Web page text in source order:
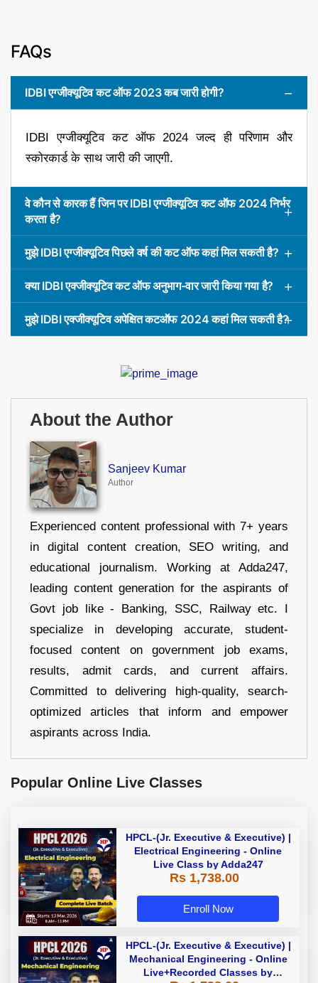
FAQs
IDBI एग्जीक्यूटिव कट ऑफ 2023 कब जारी होगी?
IDBI एग्जीक्यूटिव कट ऑफ 2024 जल्द ही परिणाम और
स्कोरकार्ड के साथ जारी की जाएगी.
वे कौन से कारक हैं जिन पर IDBI एग्जीक्यूटिव कट ऑफ 2024 निर्भर
करता है?
मुझे IDBI एग्जीक्यूटिव पिछले वर्ष की कट ऑफ कहां मिल सकती है?
क्या IDBI एक्जीक्यूटिव कट ऑफ अनुभाग-वार जारी किया गया है?
मुझे IDBI एक्जीक्यूटिव अपेक्षित कटऑफ 2024 कहां मिल सकती है?
About the Author
Sanjeev Kumar
Author
Experienced content professional with 7+ years
in digital content creation, SEO writing, and
educational journalism. Working at Adda247,
leading content generation for the aspirants of
Govt job like - Banking, SSC, Railway etc. I
specialize in developing accurate, student-
focused content on government job exams,
results, admit cards, and current affairs.
Committed to delivering high-quality, search-
optimized articles that inform and empower
aspirants across India.
Popular Online Live Classes
HPCL-(Jr. Executive & Executive) |
Electrical Engineering - Online
Live Class by Adda247
Rs 1,738.00
Enroll Now
HPCL-(Jr. Executive & Executive) |
Mechanical Engineering - Online
Live+Recorded Classes by